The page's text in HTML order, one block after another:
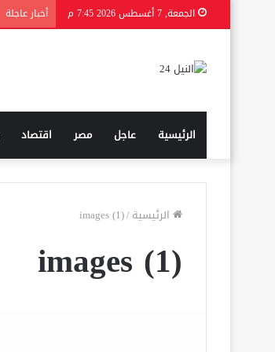
الجمعة, 7 أغسطس 2026 7:45 م أخبار عاجلة
الرئيسية عاجل مصر اقتصاد
الرئيسية/
images (1)
images (1)